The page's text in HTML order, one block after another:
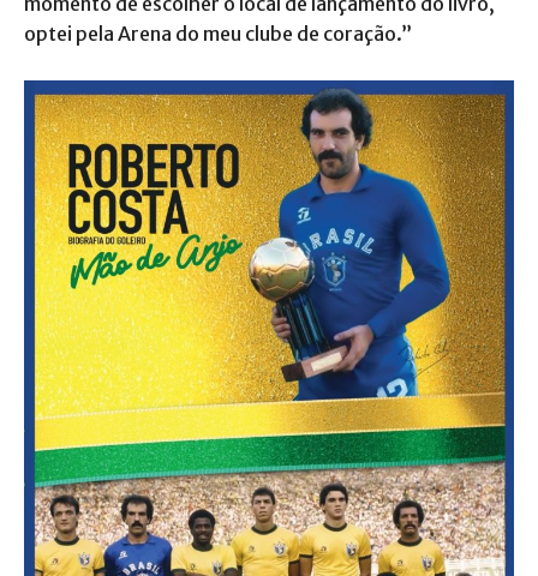
optei pela Arena do meu clube de coração.”